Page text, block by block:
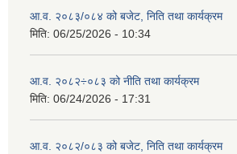
आ.व. २०८३/०८४ को बजेट, निति तथा कार्यक्रम
मिति: 06/25/2026 - 10:34
आ.व. २०८२÷०८३ को नीति तथा कार्यक्रम
मिति: 06/24/2026 - 17:31
आ.व. २०८२/०८३ को बजेट, निति तथा कार्यक्रम